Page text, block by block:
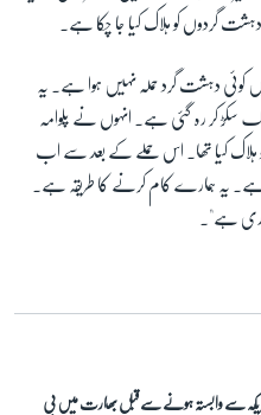
کوئی دہشت گرد حملہ نہیں ہوا ہے۔ یہ
کر رہ گئی ہے۔ انہوں نے پلوامہ
کو ہلاک کیا تھا۔ اس حملے کے بعد سے اب
جا چکا ہے۔ یہ ہمارے کام کرنے کا طریقہ ہے۔
ہے"۔
آف امریکہ سے وابستہ ہونے سے قبل بھارت میں بی